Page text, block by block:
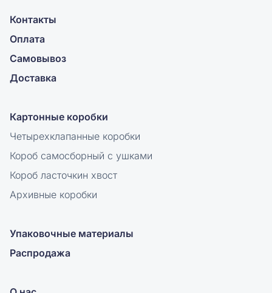
Контакты
Оплата
Самовывоз
Доставка
Картонные коробки
Четырехклапанные коробки
Короб самосборный с ушками
Короб ласточкин хвост
Архивные коробки
Упаковочные материалы
Распродажа